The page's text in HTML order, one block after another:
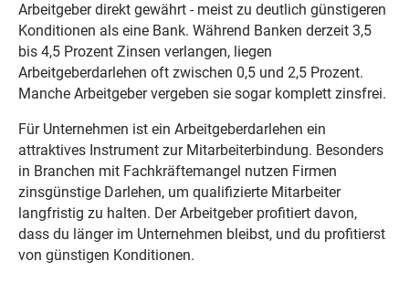
Arbeitgeber direkt gewährt - meist zu deutlich günstigeren
Konditionen als eine Bank. Während Banken derzeit 3,5
bis 4,5 Prozent Zinsen verlangen, liegen
Arbeitgeberdarlehen oft zwischen 0,5 und 2,5 Prozent.
Manche Arbeitgeber vergeben sie sogar komplett zinsfrei.
Für Unternehmen ist ein Arbeitgeberdarlehen ein
attraktives Instrument zur Mitarbeiterbindung. Besonders
in Branchen mit Fachkräftemangel nutzen Firmen
zinsgünstige Darlehen, um qualifizierte Mitarbeiter
langfristig zu halten. Der Arbeitgeber profitiert davon,
dass du länger im Unternehmen bleibst, und du profitierst
von günstigen Konditionen.